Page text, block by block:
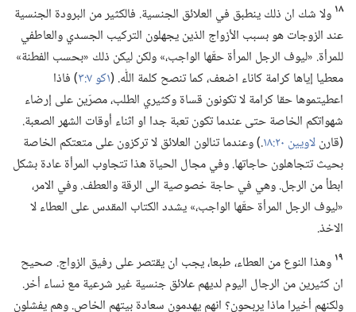
١٨ ولا شك ان ذلك ينطبق في العلائق الجنسية.‏ فالكثير من البرودة الجنسية
عند الزوجات هو بسبب الأزواج الذين يجهلون التركيب الجسدي والعاطفي
للمرأة.‏ «ليوف الرجل المرأة حقّها الواجب،‏» ولكن ليكن ذلك «بحسب الفطنة»
معطيا إياها كرامة كاناء اضعف،‏ كما تنصح كلمة اللّٰه.‏ (‏١كو ٧:‏٣
‏)‏ فاذا
اعطيتموها حقا كرامة لا تكونون قساة وكثيري الطلب،‏ مصرّين على إرضاء
شهواتكم الخاصة حتى عندما تكون تعبة جدا او اثناء أوقات الشهر الصعبة.‏
(‏قارنلاويين ٢٠:‏١٨
‏.‏)‏ وعندما تنالون العلائق لا تركزون على متعتكم الخاصة
بحيث تتجاهلون حاجاتها.‏ وفي مجال الحياة هذا تتجاوب المرأة عادة بشكل
ابطأ من الرجل.‏ وهي في حاجة خصوصية الى الرقة والعطف.‏ وفي الامر،‏
«ليوف الرجل المرأة حقّها الواجب،‏» يشدد الكتاب المقدس على العطاء لا
الاخذ.‏
١٩ وهذا النوع من العطاء،‏ طبعا،‏ يجب ان يقتصر على رفيق الزواج.‏ صحيح
ان كثيرين من الرجال اليوم لديهم علائق جنسية غير شرعية مع نساء أخر.‏
ولكنهم أخيرا ماذا يربحون؟‏ انهم يهدمون سعادة بيتهم الخاص.‏ وهم يفشلون